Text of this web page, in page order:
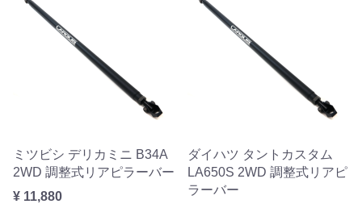
ミツビシ デリカミニ B34A
2WD 調整式リアピラーバー
¥ 11,880
ダイハツ タントカスタム
LA650S 2WD 調整式リアピ
ラーバー